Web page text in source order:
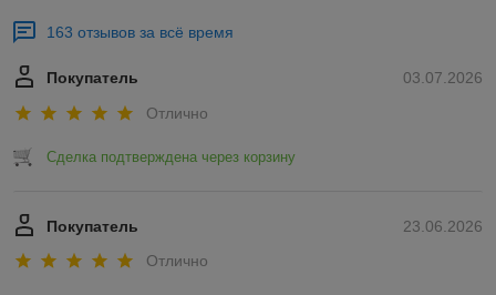
163 отзывов за всё время
03.07.2026
Покупатель
Отлично
Сделка подтверждена через корзину
23.06.2026
Покупатель
Отлично